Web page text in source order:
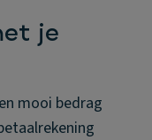
je
mooi bedrag